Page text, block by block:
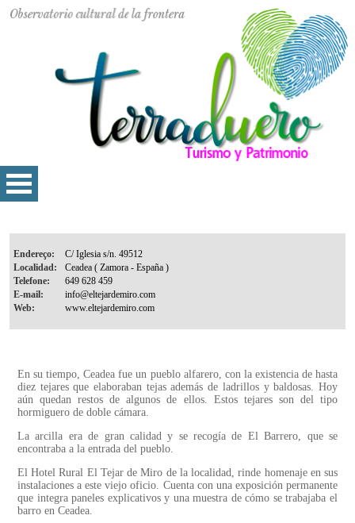
Endereço:
Localidad:
Telefone:
E-mail:
Web:
En su tiempo, Ceadea fue un pueblo alfarero, con la existencia de hasta
diez tejares que elaboraban tejas además de ladrillos y baldosas. Hoy
aún quedan restos de algunos de ellos. Estos tejares son del tipo
hormiguero de doble cámara.
La arcilla era de gran calidad y se recogía de El Barrero, que se
encontraba a la entrada del pueblo.
El Hotel Rural El Tejar de Miro de la localidad, rinde homenaje en sus
instalaciones a este viejo oficio. Cuenta con una exposición permanente
que integra paneles explicativos y una muestra de cómo se trabajaba el
barro en Ceadea.